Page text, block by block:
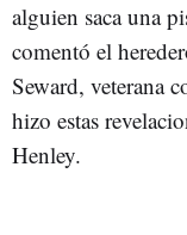
alguien saca una
comentó el
Seward, veterana
hizo estas
Henley.